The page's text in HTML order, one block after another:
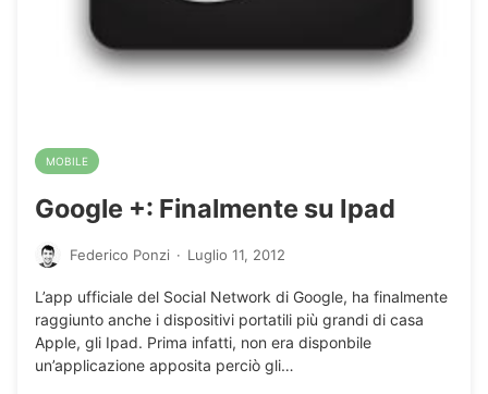
MOBILE
Google +: Finalmente su Ipad
Federico Ponzi · Luglio 11, 2012
L’app ufficiale del Social Network di Google, ha finalmente
raggiunto anche i dispositivi portatili più grandi di casa
Apple, gli Ipad. Prima infatti, non era disponbile
un’applicazione apposita perciò gli…